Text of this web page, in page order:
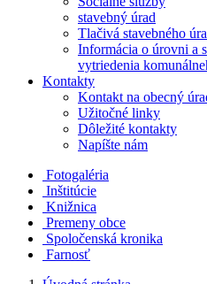
stavebný úrad
Tlačivá stavebného
Informácia o úrovni a
vytriedenia
Kontakty
Kontakt na obecný
Užitočné linky
Dôležité kontakty
Napíšte nám
Fotogaléria
Inštitúcie
Knižnica
Premeny obce
Spoločenská kronika
Farnosť